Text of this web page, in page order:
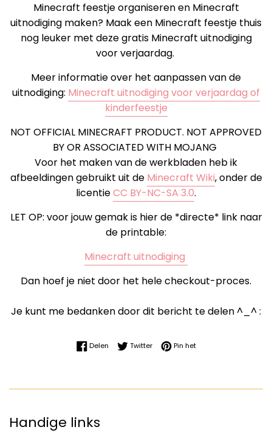
Minecraft feestje organiseren en Minecraft
uitnodiging maken? Maak een Minecraft feestje thuis
nog leuker met deze gratis Minecraft uitnodiging
voor verjaardag.
Meer informatie over het aanpassen van de
uitnodiging: Minecraft uitnodiging voor verjaardag of
kinderfeestje
NOT OFFICIAL MINECRAFT PRODUCT. NOT APPROVED
BY OR ASSOCIATED WITH MOJANG
Voor het maken van de werkbladen heb ik
afbeeldingen gebruikt uit de Minecraft Wiki, onder de
licentieCC BY-NC-SA 3.0.
LET OP: voor jouw gemak is hier de *directe* link naar
de printable:
Minecraft uitnodiging
Dan hoef je niet door het hele checkout-proces.
Je kunt me bedanken door dit bericht te delen ^_^ :
DelenDelen op Facebook
TwitterTwitteren op Twitter
Pin hetPinnen op Pinterest
Handige links